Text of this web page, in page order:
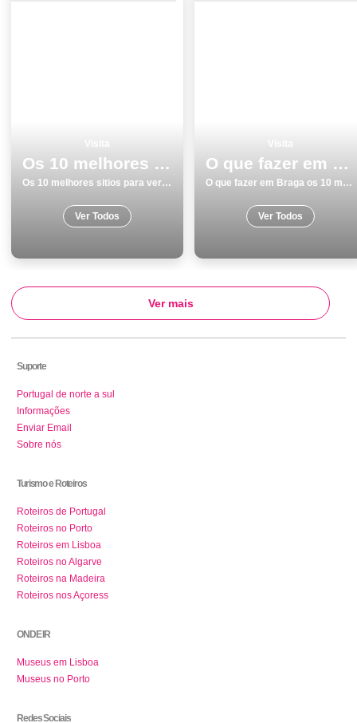
Os 10 melhores sitios para ver e visitar em Porto
Os 10 melhores sitios para ver e visitar em Porto
Ver Todos
O que fazer em Braga os 10 melhores locais para visitar
O que fazer em Braga os 10 melhores locais para visitar
Ver Todos
Ver mais
Suporte
Portugal de norte a sul
Informações
Enviar Email
Sobre nós
Turismo e Roteiros
Roteiros de Portugal
Roteiros no Porto
Roteiros em Lisboa
Roteiros no Algarve
Roteiros na Madeira
Roteiros nos Açoress
ONDE IR
Museus em Lisboa
Museus no Porto
Redes Sociais